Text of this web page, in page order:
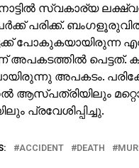
സ്വകാര്യ
പരിക്ക്.
പോകുകയായിരുന്ന
പെട്ടത്.
അപകടം.
ആസ്പത്രിയിലും
പ്രവേശിപ്പിച്ചു.
ACCIDENT DEATH